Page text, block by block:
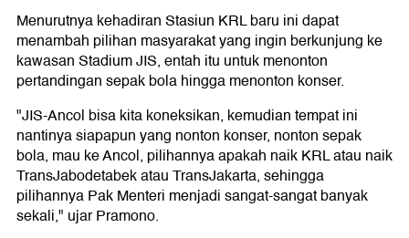
Menurutnya kehadiran Stasiun KRL baru ini dapat
menambah pilihan masyarakat yang ingin berkunjung ke
kawasan Stadium JIS, entah itu untuk menonton
pertandingan sepak bola hingga menonton konser.
"JIS-Ancol bisa kita koneksikan, kemudian tempat ini
nantinya siapapun yang nonton konser, nonton sepak
bola, mau ke Ancol, pilihannya apakah naik KRL atau naik
TransJabodetabek atau TransJakarta, sehingga
pilihannya Pak Menteri menjadi sangat-sangat banyak
sekali," ujar Pramono.